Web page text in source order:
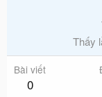
Thấy
Bài viết
0